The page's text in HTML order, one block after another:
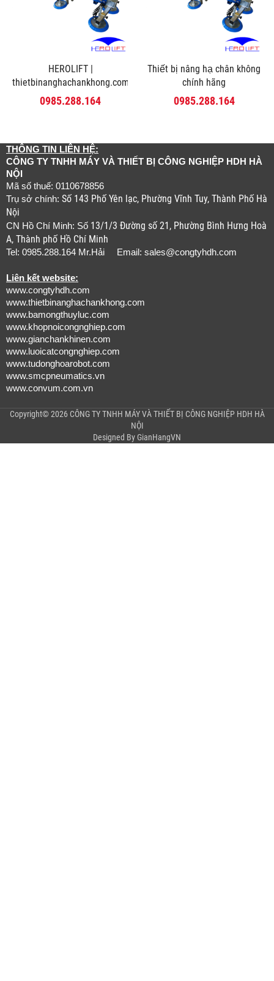
HEROLIFT |
thietbinanghachankhong.com
0985.288.164
Thiết bị nâng hạ chân không
chính hãng
0985.288.164
THÔNG TIN LIÊN HỆ:
CÔNG TY TNHH MÁY VÀ THIẾT BỊ CÔNG NGHIỆP HDH HÀ
NỘI
Mã số thuế: 0110678856
Trụ sở chính: Số 143 Phố Yên lạc, Phường Vĩnh Tuy, Thành Phố Hà
Nội
CN Hồ Chí Minh: Số 13/1/3 Đường số 21, Phường Bình Hưng Hoà
A, Thành phố Hồ Chí Minh
Tel: 0985.288.164 Mr.Hải Email: sales@congtyhdh.com
Liên kết website:
www.congtyhdh.com
www.thietbinanghachankhong.com
www.bamongthuyluc.com
www.khopnoicongnghiep.com
www.gianchankhinen.com
www.luoicatcongnghiep.com
www.tudonghoarobot.com
www.smcpneumatics.vn
www.convum.com.vn
Copyright© 2026 CÔNG TY TNHH MÁY VÀ THIẾT BỊ CÔNG NGHIỆP HDH HÀ
NỘI
Designed By GianHangVN